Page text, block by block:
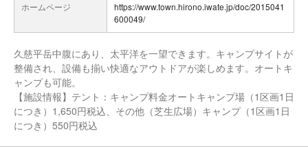
ホームページ
https://www.town.hirono.iwate.jp/doc/2015041
600049/
久慈平岳中腹にあり、太平洋を一望できます。キャンプサイトが
整備され、設備も揃い快適なアウトドアが楽しめます。オートキ
ャンプも可能。
【施設情報】テント：キャンプ料金オートキャンプ場（1区画1日
につき）1,650円税込、その他（芝生広場）キャンプ（1区画1日
につき）550円税込